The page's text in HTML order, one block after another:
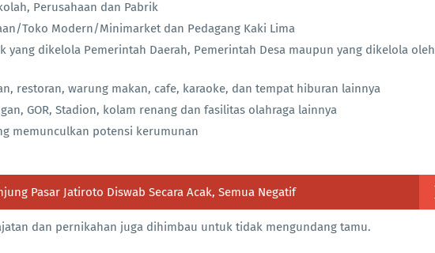
Perusahaan dan Pabrik
Toko Modern/Minimarket dan Pedagang Kaki Lima
yang dikelola Pemerintah Daerah, Pemerintah Desa maupun yang dikelola oleh
restoran, warung makan, cafe, karaoke, dan tempat hiburan lainnya
GOR, Stadion, kolam renang dan fasilitas olahraga lainnya
memunculkan potensi kerumunan
Pasar Jatiroto Diswab Secara Acak, Semua Negatif
dan pernikahan juga dihimbau untuk tidak mengundang tamu.